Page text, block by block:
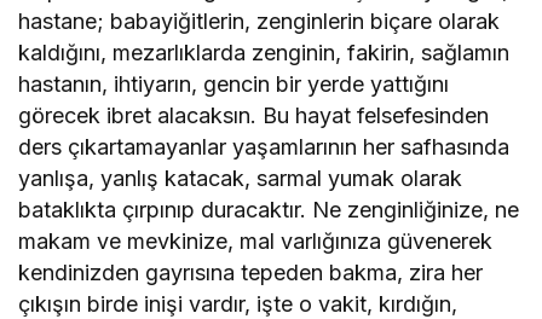
hastane; babayiğitlerin, zenginlerin biçare olarak
kaldığını, mezarlıklarda zenginin, fakirin, sağlamın
hastanın, ihtiyarın, gencin bir yerde yattığını
görecek ibret alacaksın. Bu hayat felsefesinden
ders çıkartamayanlar yaşamlarının her safhasında
yanlışa, yanlış katacak, sarmal yumak olarak
bataklıkta çırpınıp duracaktır. Ne zenginliğinize, ne
makam ve mevkinize, mal varlığınıza güvenerek
kendinizden gayrısına tepeden bakma, zira her
çıkışın birde inişi vardır, işte o vakit, kırdığın,